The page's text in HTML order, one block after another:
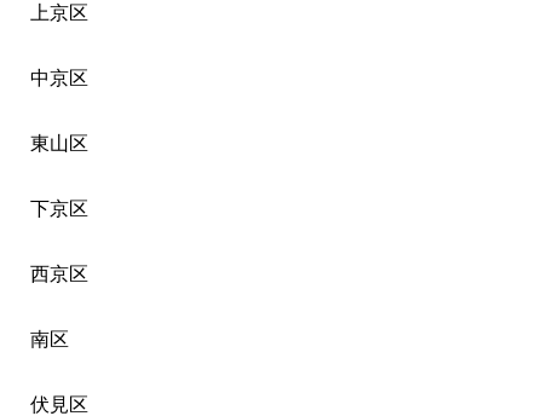
上京区
中京区
東山区
下京区
西京区
南区
伏見区